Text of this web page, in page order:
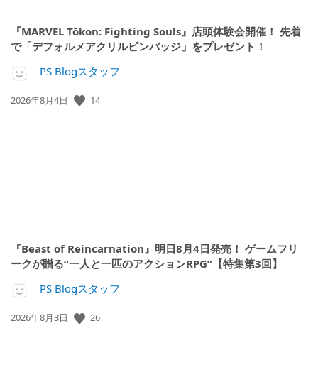
『MARVEL Tōkon: Fighting Souls』店頭体験会開催！ 先着
で「デフォルメアクリルピンバッジ」をプレゼント！
PS Blogスタッフ
公
2026年8月4日 14
『Beast of Reincarnation』明日8月4日発売！ ゲームフリ
ークが贈る“一人と一匹のアクションRPG”【特集第3回】
PS Blogスタッフ
公
2026年8月3日 26